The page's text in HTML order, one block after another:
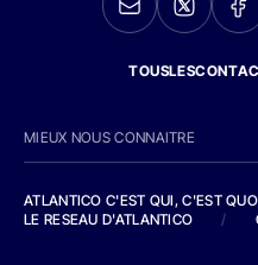
MIEUX NOUS CONNAITRE
ATLANTICO C'EST QUI, C'EST
LE RESEAU D'ATLANTICO
/